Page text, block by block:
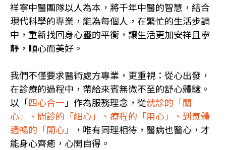
祥寧中醫團隊以人為本，將千年中醫的智慧，結合
現代科學的專業，能為每個人，在繁忙的生活步調
中，重新找回身心靈的平衡，讓生活更加安祥且寧
靜，順心而美好。
我們不僅要求醫術處方專業，更重視：從心出發，
在診療的過程中，帶給來賓無微不至的舒心體驗。
以「四心合一」作為服務理念，從就診的「關
心」、問診的「細心」、療程的「用心」、到氣體
通暢的「開心」
，唯有同理相待，醫病也醫心，才
能身心齊癒，心開自得。